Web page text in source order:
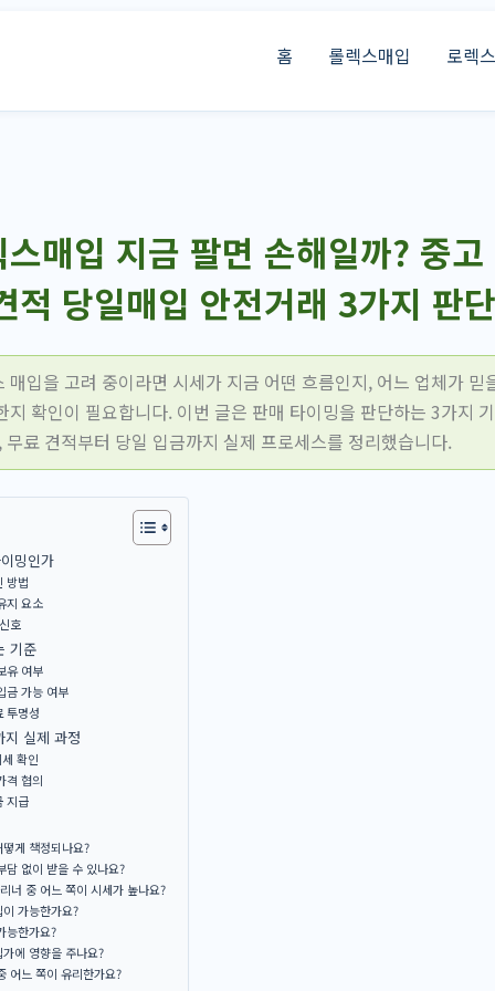
홈 롤렉스매입 로렉
매입 지금 팔면 손해일까? 중
적 당일매입 안전거래 3가지 판
매입을 고려 중이라면 시세가 지금 어떤 흐름인지, 어느 업체가 믿
지 확인이 필요합니다. 이번 글은 판매 타이밍을 판단하는 3가지
료 견적부터 당일 입금까지 실제 프로세스를 정리했습니다.
밍인가
방법
지 요소
호
기준
유 여부
금 가능 여부
투명성
지 실제 과정
확인
격 협의
지급
게 책정되나요?
담 없이 받을 수 있나요?
너 중 어느 쪽이 시세가 높나요?
가능한가요?
능한가요?
에 영향을 주나요?
어느 쪽이 유리한가요?